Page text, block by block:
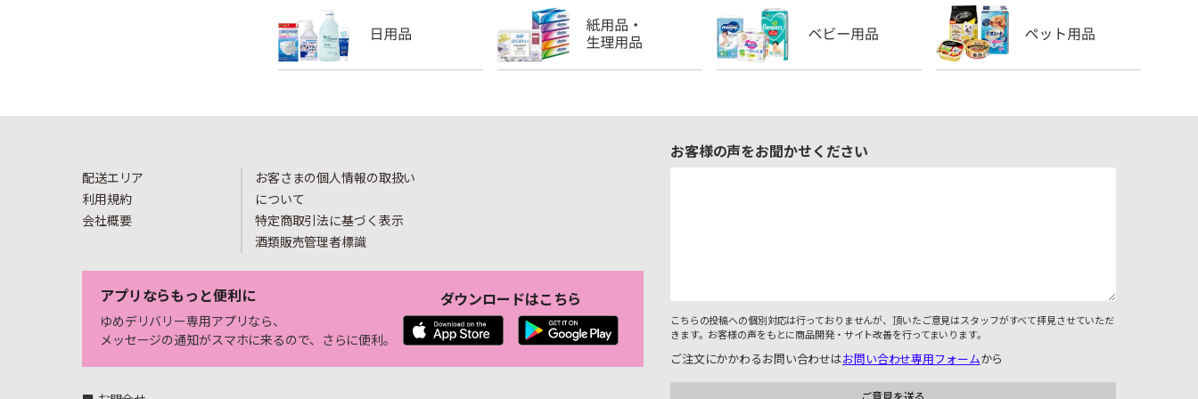
配送エリア
利用規約
会社概要
お客さまの個人情報の取扱い
について
特定商取引法に基づく表示
酒類販売管理者標識
アプリならもっと便利に
ゆめデリバリー専用アプリなら、
メッセージの通知がスマホに来るので、さらに便利。
ダウンロードはこちら
お客様の声をお聞かせください
こちらの投稿への個別対応は行っておりませんが、頂いたご意見はスタッフがすべて拝見させていただ
きます。お客様の声をもとに商品開発・サイト改善を行ってまいります。
ご注文にかかわるお問い合わせはお問い合わせ専用フォームから